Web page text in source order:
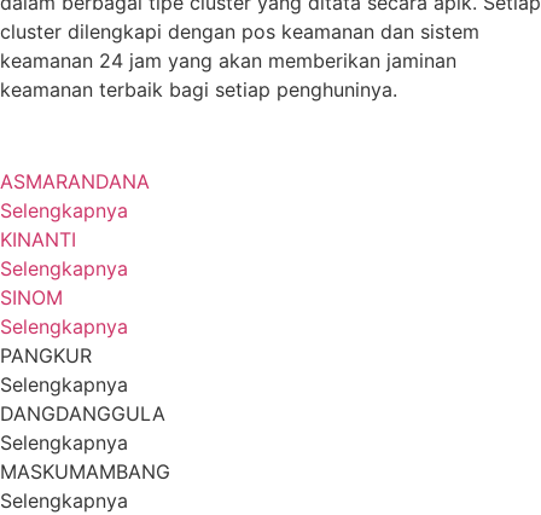
cluster dilengkapi dengan pos keamanan dan sistem
keamanan 24 jam yang akan memberikan jaminan
keamanan terbaik bagi setiap penghuninya.
ASMARANDANA
Selengkapnya
KINANTI
Selengkapnya
SINOM
Selengkapnya
PANGKUR
Selengkapnya
DANGDANGGULA
Selengkapnya
MASKUMAMBANG
Selengkapnya